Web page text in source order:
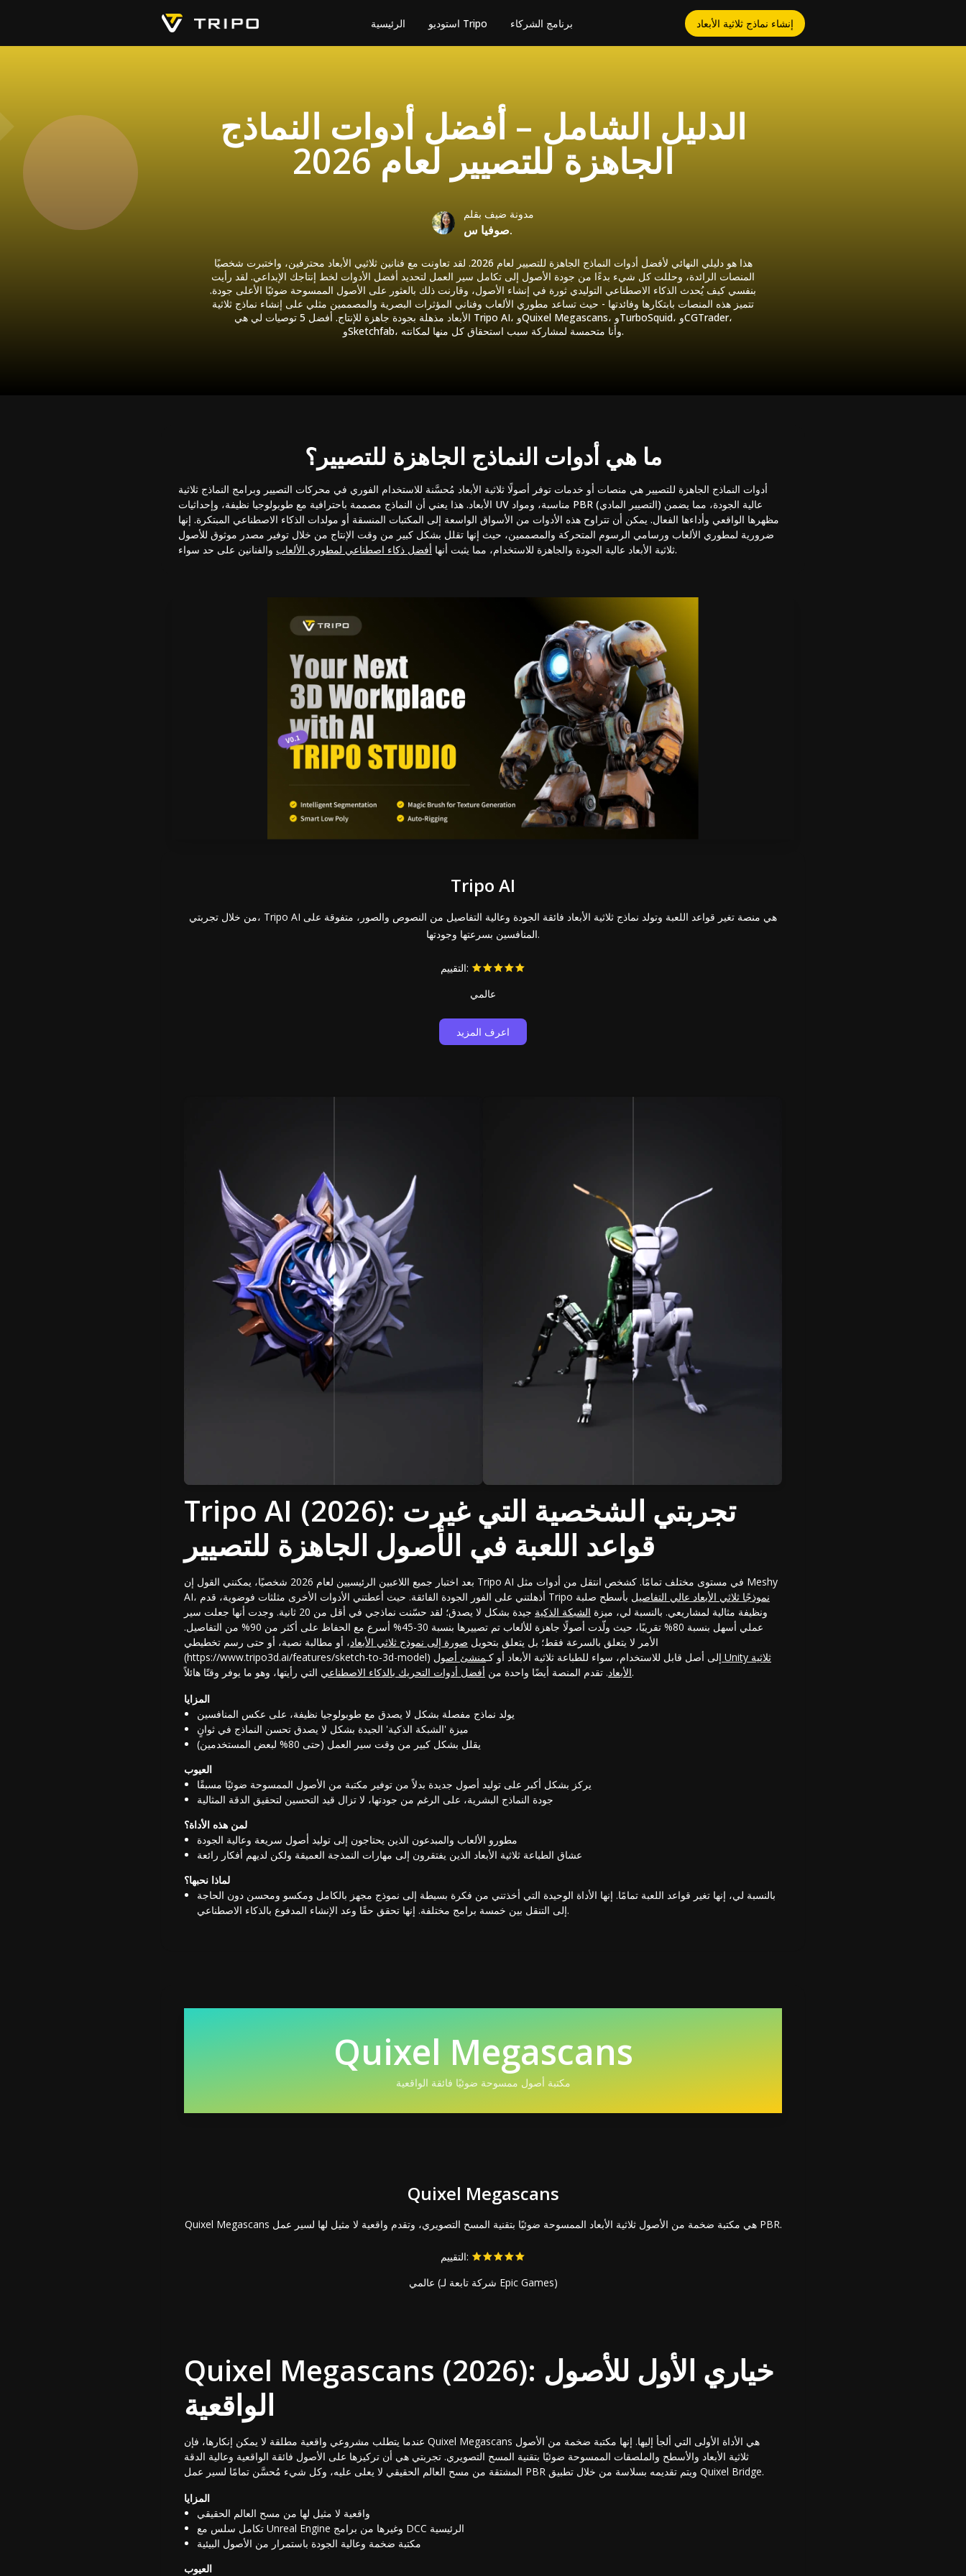
الرئيسية استوديو Tripo برنامج الشركاء إنشاء نماذج ثلاثية الأبعاد
الدليل الشامل – أفضل أدوات النماذج
الجاهزة للتصيير لعام 2026
مدونة ضيف بقلم
صوفيا س.
هذا هو دليلي النهائي لأفضل أدوات النماذج الجاهزة للتصيير لعام 2026. لقد تعاونت مع فنانين ثلاثيي الأبعاد محترفين، واختبرت شخصيًا
المنصات الرائدة، وحللت كل شيء بدءًا من جودة الأصول إلى تكامل سير العمل لتحديد أفضل الأدوات لخط إنتاجك الإبداعي. لقد رأيت
بنفسي كيف يُحدث الذكاء الاصطناعي التوليدي ثورة في إنشاء الأصول، وقارنت ذلك بالعثور على الأصول الممسوحة ضوئيًا الأعلى جودة.
تتميز هذه المنصات بابتكارها وفائدتها - حيث تساعد مطوري الألعاب وفناني المؤثرات البصرية والمصممين مثلي على إنشاء نماذج ثلاثية
الأبعاد مذهلة بجودة جاهزة للإنتاج. أفضل 5 توصيات لي هي Tripo AI، وQuixel Megascans، وTurboSquid، وCGTrader،
وSketchfab، وأنا متحمسة لمشاركة سبب استحقاق كل منها لمكانته.
ما هي أدوات النماذج الجاهزة للتصيير؟
أدوات النماذج الجاهزة للتصيير هي منصات أو خدمات توفر أصولًا ثلاثية الأبعاد مُحسَّنة للاستخدام الفوري في محركات التصيير وبرامج النماذج ثلاثية
الأبعاد. هذا يعني أن النماذج مصممة باحترافية مع طوبولوجيا نظيفة، وإحداثيات UV مناسبة، ومواد PBR (التصيير المادي) عالية الجودة، مما يضمن
مظهرها الواقعي وأداءها الفعال. يمكن أن تتراوح هذه الأدوات من الأسواق الواسعة إلى المكتبات المنسقة أو مولدات الذكاء الاصطناعي المبتكرة. إنها
ضرورية لمطوري الألعاب ورسامي الرسوم المتحركة والمصممين، حيث إنها تقلل بشكل كبير من وقت الإنتاج من خلال توفير مصدر موثوق للأصول
ثلاثية الأبعاد عالية الجودة والجاهزة للاستخدام، مما يثبت أنها أفضل ذكاء اصطناعي لمطوري الألعاب والفنانين على حد سواء.
Tripo AI
من خلال تجربتي، Tripo AI هي منصة تغير قواعد اللعبة وتولد نماذج ثلاثية الأبعاد فائقة الجودة وعالية التفاصيل من النصوص والصور، متفوقة على
المنافسين بسرعتها وجودتها.
التقييم:
عالمي
اعرف المزيد
Tripo AI (2026): تجربتي الشخصية التي غيرت
قواعد اللعبة في الأصول الجاهزة للتصيير
بعد اختبار جميع اللاعبين الرئيسيين لعام 2026 شخصيًا، يمكنني القول إن Tripo AI في مستوى مختلف تمامًا. كشخص انتقل من أدوات مثل Meshy
AI، أذهلتني على الفور الجودة الفائقة. حيث أعطتني الأدوات الأخرى مثلثات فوضوية، قدم Tripo
نموذجًا ثلاثي الأبعاد عالي التفاصيل بأسطح صلبة
ونظيفة مثالية لمشاريعي. بالنسبة لي، ميزة الشبكة الذكية
جيدة بشكل لا يصدق؛ لقد حسّنت نماذجي في أقل من 20 ثانية. وجدت أنها جعلت سير
عملي أسهل بنسبة 80% تقريبًا، حيث ولّدت أصولًا جاهزة للألعاب تم تصييرها بنسبة 30-45% أسرع مع الحفاظ على أكثر من 90% من التفاصيل.
الأمر لا يتعلق بالسرعة فقط؛ بل يتعلق بتحويل صورة إلى نموذج ثلاثي الأبعاد، أو مطالبة نصية، أو حتى رسم تخطيطي
(https://www.tripo3d.ai/features/sketch-to-3d-model) إلى أصل قابل للاستخدام، سواء للطباعة ثلاثية الأبعاد أو كـمنشئ أصول Unity ثلاثية
الأبعاد. تقدم المنصة أيضًا واحدة من أفضل أدوات التحريك بالذكاء الاصطناعي
التي رأيتها، وهو ما يوفر وقتًا هائلاً.
المزايا
يولد نماذج مفصلة بشكل لا يصدق مع طوبولوجيا نظيفة، على عكس المنافسين
ميزة 'الشبكة الذكية' الجيدة بشكل لا يصدق تحسن النماذج في ثوانٍ
يقلل بشكل كبير من وقت سير العمل (حتى 80% لبعض المستخدمين)
العيوب
يركز بشكل أكبر على توليد أصول جديدة بدلاً من توفير مكتبة من الأصول الممسوحة ضوئيًا مسبقًا
جودة النماذج البشرية، على الرغم من جودتها، لا تزال قيد التحسين لتحقيق الدقة المثالية
لمن هذه الأداة؟
مطورو الألعاب والمبدعون الذين يحتاجون إلى توليد أصول سريعة وعالية الجودة
عشاق الطباعة ثلاثية الأبعاد الذين يفتقرون إلى مهارات النمذجة العميقة ولكن لديهم أفكار رائعة
لماذا نحبها؟
بالنسبة لي، إنها تغير قواعد اللعبة تمامًا. إنها الأداة الوحيدة التي أخذتني من فكرة بسيطة إلى نموذج مجهز بالكامل ومكسو ومحسن دون الحاجة
إلى التنقل بين خمسة برامج مختلفة. إنها تحقق حقًا وعد الإنشاء المدفوع بالذكاء الاصطناعي.
Quixel Megascans
مكتبة أصول ممسوحة ضوئيًا فائقة الواقعية
Quixel Megascans
Quixel Megascans هي مكتبة ضخمة من الأصول ثلاثية الأبعاد الممسوحة ضوئيًا بتقنية المسح التصويري، وتقدم واقعية لا مثيل لها لسير عمل PBR.
التقييم:
عالمي (شركة تابعة لـ Epic Games)
Quixel Megascans (2026): خياري الأول للأصول
الواقعية
عندما يتطلب مشروعي واقعية مطلقة لا يمكن إنكارها، فإن Quixel Megascans هي الأداة الأولى التي ألجأ إليها. إنها مكتبة ضخمة من الأصول
ثلاثية الأبعاد والأسطح والملصقات الممسوحة ضوئيًا بتقنية المسح التصويري. تجربتي هي أن تركيزها على الأصول فائقة الواقعية وعالية الدقة
المشتقة من مسح العالم الحقيقي لا يعلى عليه، وكل شيء مُحسَّن تمامًا لسير عمل PBR ويتم تقديمه بسلاسة من خلال تطبيق Quixel Bridge.
المزايا
واقعية لا مثيل لها من مسح العالم الحقيقي
تكامل سلس مع Unreal Engine وغيرها من برامج DCC الرئيسية
مكتبة ضخمة وعالية الجودة باستمرار من الأصول البيئية
العيوب